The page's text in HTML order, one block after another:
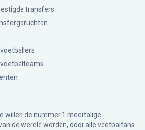
transfers
willen de nummer 1 meertalige
de wereld worden, door alle voetbalfans